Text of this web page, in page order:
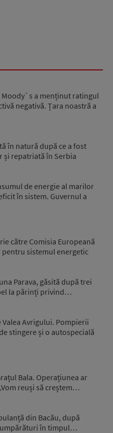
a menținut ratingul
negativă. Țara noastră a
în natură după ce a fost
și repatriată în Serbia
de energie al marilor
în sistem. Guvernul a
către Comisia Europeană
pentru sistemul energetic
Parava, găsită după trei
la părinți privind…
Avrigului. Pompierii
stingere și o autospecială
Bala. Operațiunea ar
reuși să creștem…
din Bacău, după
în timpul…